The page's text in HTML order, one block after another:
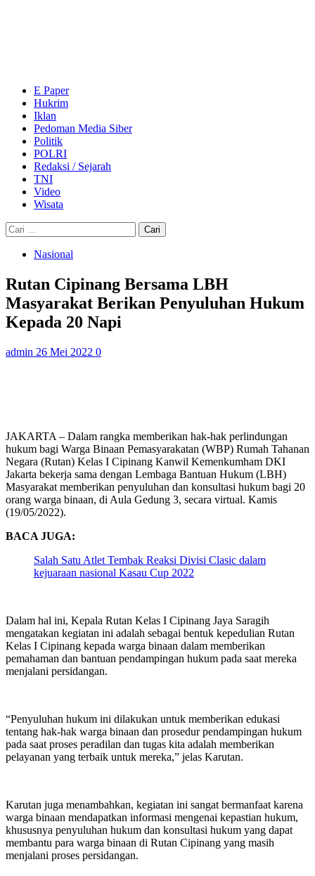
E Paper
Hukrim
Iklan
Pedoman Media Siber
Politik
POLRI
Redaksi / Sejarah
TNI
Video
Wisata
Cari
untuk:
Nasional
Rutan Cipinang Bersama LBH
Masyarakat Berikan Penyuluhan Hukum
Kepada 20 Napi
admin 26 Mei 2022 0
JAKARTA – Dalam rangka memberikan hak-hak perlindungan
hukum bagi Warga Binaan Pemasyarakatan (WBP) Rumah Tahanan
Negara (Rutan) Kelas I Cipinang Kanwil Kemenkumham DKI
Jakarta bekerja sama dengan Lembaga Bantuan Hukum (LBH)
Masyarakat memberikan penyuluhan dan konsultasi hukum bagi 20
orang warga binaan, di Aula Gedung 3, secara virtual. Kamis
(19/05/2022).
BACA JUGA:
Salah Satu Atlet Tembak Reaksi Divisi Clasic dalam
kejuaraan nasional Kasau Cup 2022
Dalam hal ini, Kepala Rutan Kelas I Cipinang Jaya Saragih
mengatakan kegiatan ini adalah sebagai bentuk kepedulian Rutan
Kelas I Cipinang kepada warga binaan dalam memberikan
pemahaman dan bantuan pendampingan hukum pada saat mereka
menjalani persidangan.
“Penyuluhan hukum ini dilakukan untuk memberikan edukasi
tentang hak-hak warga binaan dan prosedur pendampingan hukum
pada saat proses peradilan dan tugas kita adalah memberikan
pelayanan yang terbaik untuk mereka,” jelas Karutan.
Karutan juga menambahkan, kegiatan ini sangat bermanfaat karena
warga binaan mendapatkan informasi mengenai kepastian hukum,
khususnya penyuluhan hukum dan konsultasi hukum yang dapat
membantu para warga binaan di Rutan Cipinang yang masih
menjalani proses persidangan.